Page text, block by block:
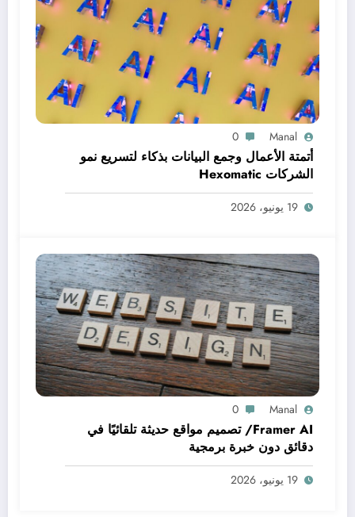
Manal
0
أتمتة الأعمال وجمع البيانات بذكاء لتسريع نمو
الشركات Hexomatic
19 يونيو، 2026
Manal
0
Framer AI/ تصميم مواقع حديثة تلقائيًا في
دقائق دون خبرة برمجية
19 يونيو، 2026